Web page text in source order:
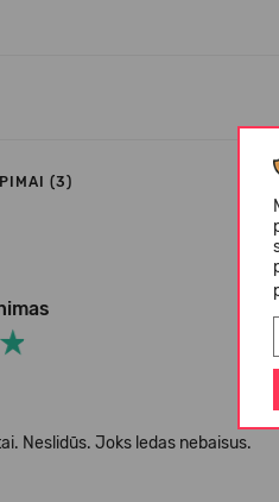
(3)
Neslidūs. Joks ledas nebaisus.